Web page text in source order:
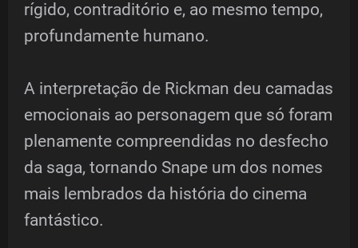
rígido, contraditório e, ao mesmo tempo,
profundamente humano.
A interpretação de Rickman deu camadas
emocionais ao personagem que só foram
plenamente compreendidas no desfecho
da saga, tornando Snape um dos nomes
mais lembrados da história do cinema
fantástico.